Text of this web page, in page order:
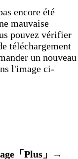
encore été
mauvaise
pouvez vérifier
téléchargement
un nouveau
l'image ci-
「Plus」→